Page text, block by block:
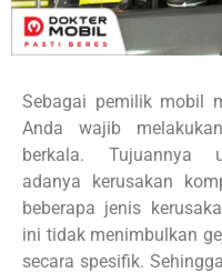
Sebagai pemilik mobil
Anda wajib
berkala. Tujuannya
adanya kerusakan
beberapa jenis
ini tidak menimbulkan
secara spesifik.